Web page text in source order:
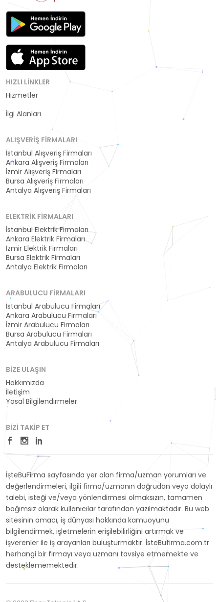
HIZLI LINKLER
Hizmetler
İlgi Alanları
ALIŞVERIŞ FIRMALARI
İstanbul Alışveriş Firmaları
Ankara Alışveriş Firmaları
İzmir Alışveriş Firmaları
Bursa Alışveriş Firmaları
Antalya Alışveriş Firmaları
ELEKTRIK FIRMALARI
İstanbul Elektrik Firmaları
Ankara Elektrik Firmaları
İzmir Elektrik Firmaları
Bursa Elektrik Firmaları
Antalya Elektrik Firmaları
ARABULUCU FIRMALARI
İstanbul Arabulucu Firmaları
Ankara Arabulucu Firmaları
İzmir Arabulucu Firmaları
Bursa Arabulucu Firmaları
Antalya Arabulucu Firmaları
BIZE ULAŞIN
Hakkımızda
İletişim
Yasal Bilgilendirmeler
BIZI TAKIP ET
İşteBuFirma sayfasında yer alan firma/uzman yorumları ve
değerlendirmeleri, ilgili firma/uzmanın doğrudan veya dolaylı
talebi, isteği ve/veya yönlendirmesi olmaksızın, tamamen
bağımsız olarak kullanıcılar tarafından yazılmaktadır. Bu web
sitesinin amacı, iş dünyası hakkında kamuoyunu
bilgilendirmek, işletmelerin erişilebilirliğini artırmak ve
işverenler ile iş arayanları buluşturmaktır. İsteBufirma.com.tr
herhangi bir firmayı veya uzmanı tavsiye etmemekte ve
desteklememektedir.